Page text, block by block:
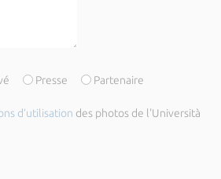
Presse Partenaire
d’utilisation des photos de l'Università